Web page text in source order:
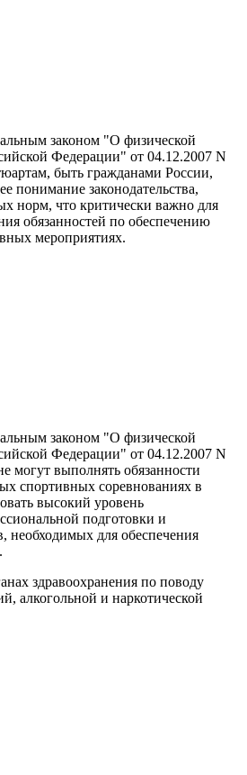
законом "О физической
Федерации" от 04.12.2007 N
быть гражданами России,
понимание законодательства,
норм, что критически важно для
обязанностей по обеспечению
мероприятиях.
законом "О физической
Федерации" от 04.12.2007 N
могут выполнять обязанности
спортивных соревнованиях в
высокий уровень
подготовки и
необходимых для обеспечения
здравоохранения по поводу
алкогольной и наркотической